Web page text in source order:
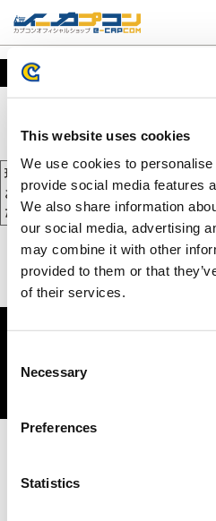
This website uses cookies
We use cookies to
provide social media features
We also share information
our social media, advertising
may combine it with other
provided to them or that
of their services.
Selection
Necessary
Preferences
Statistics
カート
現在、カートには商品が入っておりま
お買い物を続けるには下の 「お買い
ださい。